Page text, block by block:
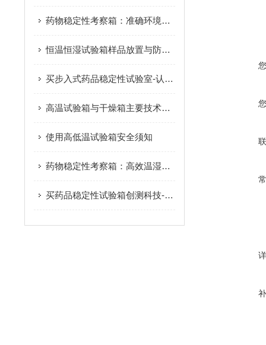
药物稳定性考察箱：准确环境控制助力药品质量检测与有效期预测
恒温恒湿试验箱样品放置与防护：保障测试准确性的关键注意事项
买步入式药品稳定性试验室-认准创测科技
高温试验箱与干燥箱主要技术指标不同
使用高低温试验箱安全须知
药物稳定性考察箱：高效温湿度控制，推动药品稳定性试验标准化与规范化
买药品稳定性试验箱创测科技-值得信赖的选择